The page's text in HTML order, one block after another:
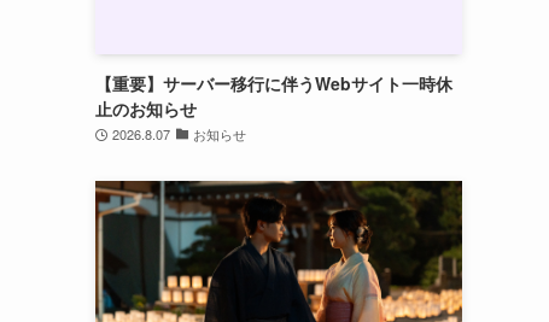
【重要】サーバー移行に伴うWebサイト一時休
止のお知らせ
2026.8.07 お知らせ